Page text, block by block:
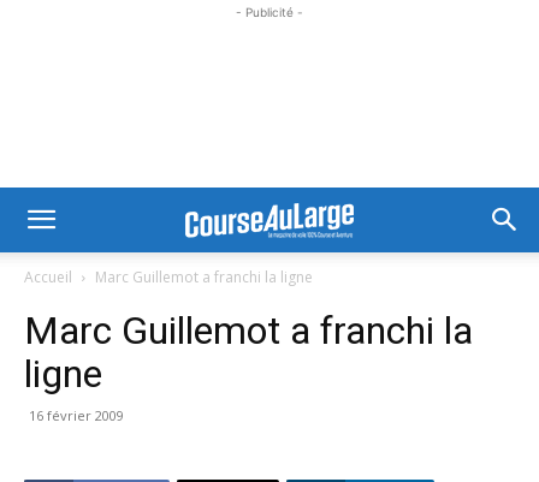
- Publicité -
Accueil Marc Guillemot a franchi la ligne
Marc Guillemot a franchi la
ligne
16 février 2009